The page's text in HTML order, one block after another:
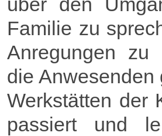
Familie zu
Anregungen zu
die
Werkstätten der
passiert und